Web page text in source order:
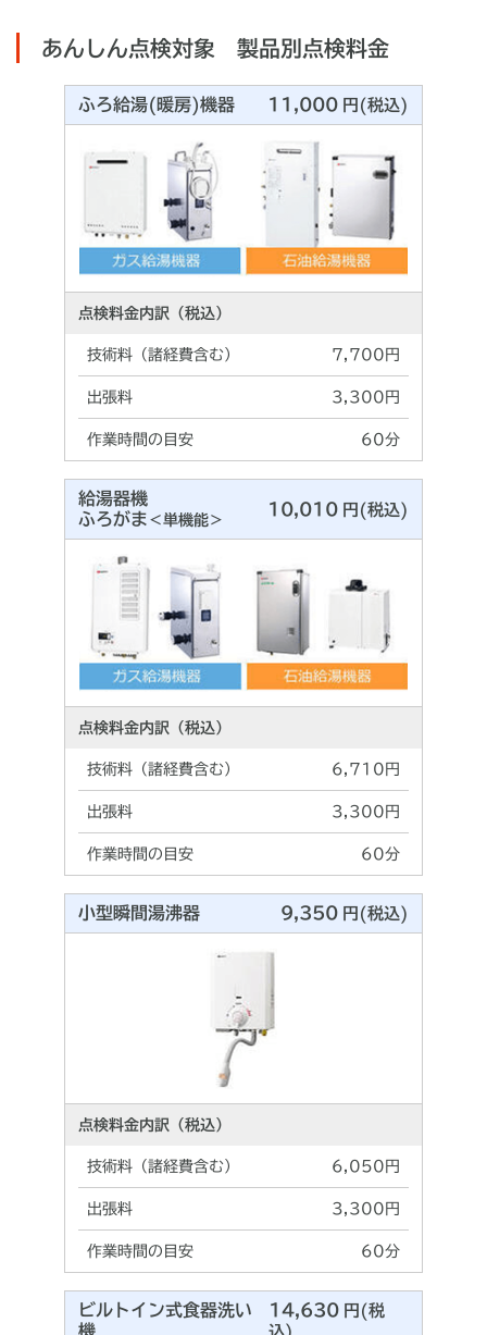
あんしん点検対象 製品別点検料金
ふろ給湯(暖房)機器 11,000 円(税込)
点検料金内訳（税込）
技術料（諸経費含む） 7,700円
出張料 3,300円
作業時間の目安 60分
給湯器機
ふろがま ＜単機能＞
10,010 円(税込)
点検料金内訳（税込）
技術料（諸経費含む） 6,710円
出張料 3,300円
作業時間の目安 60分
小型瞬間湯沸器 9,350 円(税込)
点検料金内訳（税込）
技術料（諸経費含む） 6,050円
出張料 3,300円
作業時間の目安 60分
ビルトイン式食器洗い
機
14,630 円(税
込)